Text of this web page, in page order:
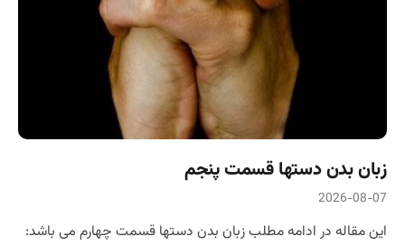
زبان بدن دستها قسمت پنجم
2026-08-07
این مقاله در ادامه مطلب زبان بدن دستها قسمت چهارم می باشد: